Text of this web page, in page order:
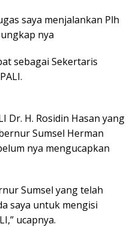
saya menjalankan Plh
nya
sebagai Sekertaris
Dr. H. Rosidin Hasan yang
Sumsel Herman
nya mengucapkan
Sumsel yang telah
saya untuk mengisi
ucapnya.